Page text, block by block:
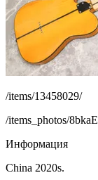
/items/13458029/
/items_photos/
Информация
China 2020s.